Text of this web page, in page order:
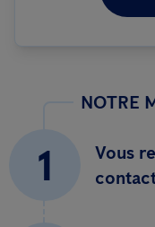
NOTRE
1
Vous